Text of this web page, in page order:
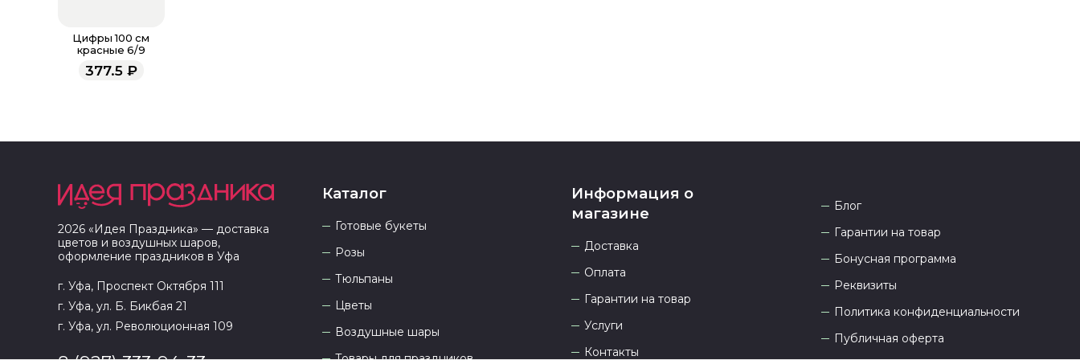
Цифры 100 см
красные 6/9
377.5₽
2026 «Идея Праздника» — доставка
цветов и воздушных шаров,
оформление праздников в Уфа
г. Уфа, Проспект Октября 111
г. Уфа, ул. Б. Бикбая 21
г. Уфа, ул. Революционная 109
Каталог
Готовые букеты
Розы
Тюльпаны
Цветы
Воздушные шары
Информация о
магазине
Доставка
Оплата
Гарантии на товар
Услуги
Контакты
Блог
Гарантии на товар
Бонусная программа
Реквизиты
Политика конфиденциальности
Публичная оферта